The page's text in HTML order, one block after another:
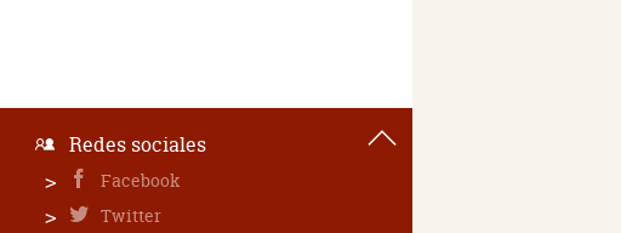
Redes sociales
Facebook
Twitter